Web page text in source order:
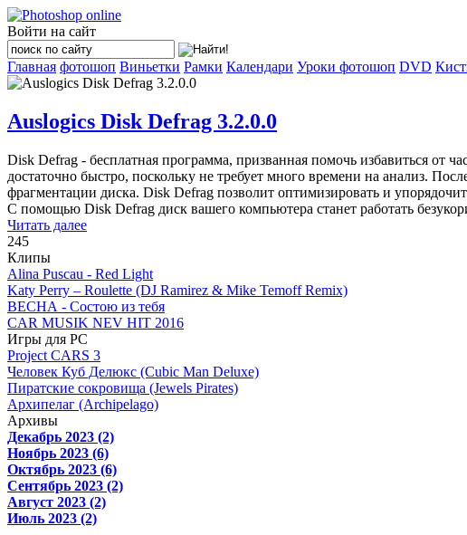
Войти на сайт
Главная фотошоп Виньетки Рамки Календари Уроки фотошоп DVD
Auslogics Disk Defrag 3.2.0.0
Disk Defrag - бесплатная программа, призванная помочь избавиться от
достаточно быстро, поскольку не требует много времени на анализ.
фрагментации диска. Disk Defrag позволит оптимизировать и
С помощью Disk Defrag диск вашего компьютера станет работать
Читать далее
245
Клипы
Alina Puscau - Red Light
Katy Perry – Roulette (DJ Ramirez & Mike Temoff Remix)
ВЕСНА - Состою из тебя
CAR MUSIK NEV HIT 2016
Игры для PC
Project CARS 3
Человек Куб Делюкс (Cubic Man Deluxe)
Пиратские сокровища (Jewels Pirates)
Архипелаг (Archipelago)
Архивы
Декабрь 2023 (2)
Ноябрь 2023 (6)
Октябрь 2023 (6)
Сентябрь 2023 (2)
Август 2023 (2)
Июль 2023 (2)